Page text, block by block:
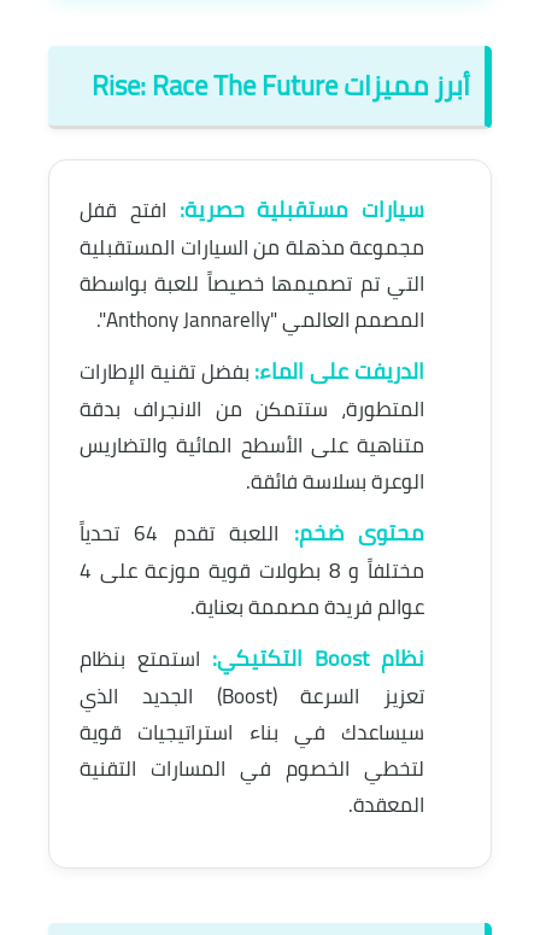
أبرز مميزات Rise: Race The Future
سيارات مستقبلية حصرية: افتح قفل
مجموعة مذهلة من السيارات المستقبلية
التي تم تصميمها خصيصاً للعبة بواسطة
المصمم العالمي "Anthony Jannarelly".
الدريفت على الماء:بفضل تقنية الإطارات
المتطورة، ستتمكن من الانجراف بدقة
متناهية على الأسطح المائية والتضاريس
الوعرة بسلاسة فائقة.
محتوى ضخم:
اللعبة تقدم 64 تحدياً
مختلفاً و 8 بطولات قوية موزعة على 4
عوالم فريدة مصممة بعناية.
نظام Boost التكتيكي:
استمتع بنظام
تعزيز السرعة (Boost) الجديد الذي
سيساعدك في بناء استراتيجيات قوية
لتخطي الخصوم في المسارات التقنية
المعقدة.